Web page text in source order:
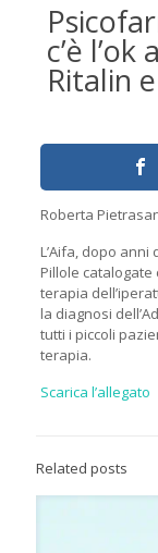
c’è
Ritalin
Roberta
L’Aifa, dopo
Pillole
terapia
la diagnosi
tutti i piccoli
terapia.
Scarica l’allegato
Related posts